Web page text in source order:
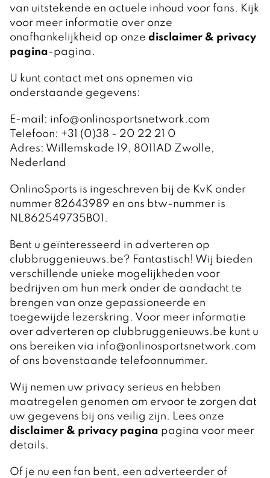
van uitstekende en actuele inhoud voor fans. Kijk
voor meer informatie over onze
onafhankelijkheid op onze disclaimer & privacy
pagina-pagina.
U kunt contact met ons opnemen via
onderstaande gegevens:
E-mail: info@onlinosportsnetwork.com
Telefoon: +31 (0)38 - 20 22 21 0
Adres: Willemskade 19, 8011AD Zwolle,
Nederland
OnlinoSports is ingeschreven bij de KvK onder
nummer 82643989 en ons btw-nummer is
NL862549735B01.
Bent u geïnteresseerd in adverteren op
clubbruggenieuws.be? Fantastisch! Wij bieden
verschillende unieke mogelijkheden voor
bedrijven om hun merk onder de aandacht te
brengen van onze gepassioneerde en
toegewijde lezerskring. Voor meer informatie
over adverteren op clubbruggenieuws.be kunt u
ons bereiken via info@onlinosportsnetwork.com
of ons bovenstaande telefoonnummer.
Wij nemen uw privacy serieus en hebben
maatregelen genomen om ervoor te zorgen dat
uw gegevens bij ons veilig zijn. Lees onze
disclaimer & privacy pagina pagina voor meer
details.
Of je nu een fan bent, een adverteerder of